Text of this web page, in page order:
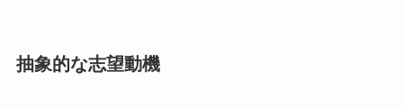
抽象的な志望動機